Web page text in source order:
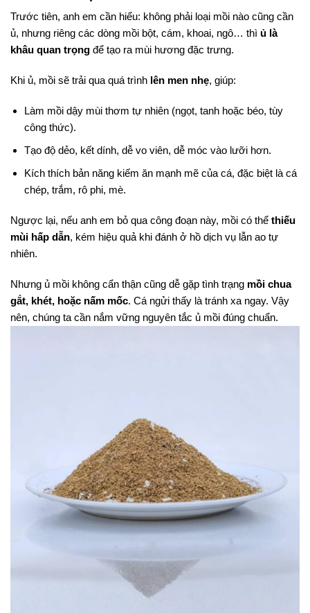
Trước tiên, anh em cần hiểu: không phải loại mồi nào cũng cần
ủ, nhưng riêng các dòng mồi bột, cám, khoai, ngô… thì ủ là
khâu quan trọng để tạo ra mùi hương đặc trưng.
Khi ủ, mồi sẽ trải qua quá trình lên men nhẹ, giúp:
Làm mồi dậy mùi thơm tự nhiên (ngọt, tanh hoặc béo, tùy
công thức).
Tạo độ dẻo, kết dính, dễ vo viên, dễ móc vào lưỡi hơn.
Kích thích bản năng kiếm ăn mạnh mẽ của cá, đặc biệt là cá
chép, trắm, rô phi, mè.
Ngược lại, nếu anh em bỏ qua công đoạn này, mồi có thể thiếu
mùi hấp dẫn, kém hiệu quả khi đánh ở hồ dịch vụ lẫn ao tự
nhiên.
Nhưng ủ mồi không cẩn thận cũng dễ gặp tình trạng mồi chua
gắt, khét, hoặc nấm mốc. Cá ngửi thấy là tránh xa ngay. Vậy
nên, chúng ta cần nắm vững nguyên tắc ủ mồi đúng chuẩn.